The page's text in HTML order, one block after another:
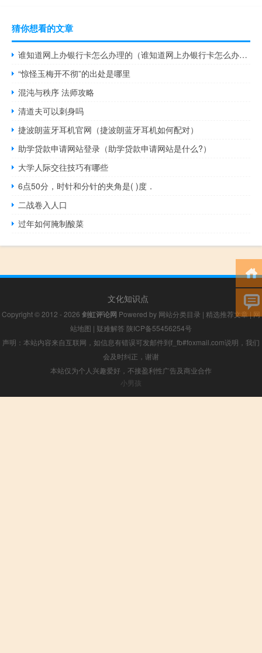
猜你想看的文章
谁知道网上办银行卡怎么办理的（谁知道网上办银行卡怎么办理）
“惊怪玉梅开不彻”的出处是哪里
混沌与秩序 法师攻略
清道夫可以刺身吗
捷波朗蓝牙耳机官网（捷波朗蓝牙耳机如何配对）
助学贷款申请网站登录（助学贷款申请网站是什么?）
大学人际交往技巧有哪些
6点50分，时针和分针的夹角是( )度．
二战卷入人口
过年如何腌制酸菜
文化知识点
Copyright © 2012 - 2026 剑虹评论网 Powered by 网站分类目录 | 精选推荐文章 | 网
站地图 | 疑难解答 陕ICP备55456254号
声明：本站内容来自互联网，如信息有错误可发邮件到f_fb#foxmail.com说明，我们
会及时纠正，谢谢
本站仅为个人兴趣爱好，不接盈利性广告及商业合作
小男孩